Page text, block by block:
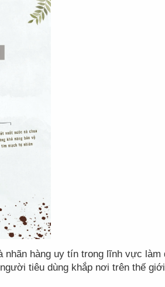
nhãn hàng uy tín trong lĩnh vực
tiêu dùng khắp nơi trên thế